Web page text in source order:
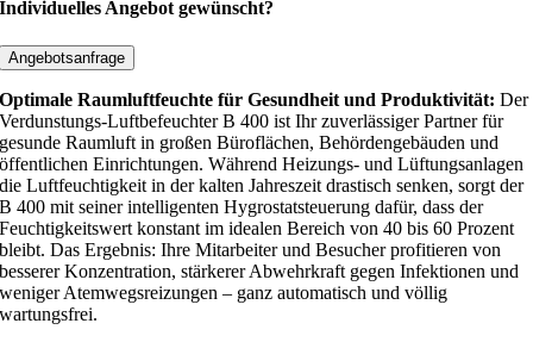
r
r
e
i
s
w
a
r
:
3
9
4
,
9
s
:
3
5
7
,
4
9
€
.
Individuelles Angebot gewünscht?
Angebotsanfrage
Optimale Raumluftfeuchte für Gesundheit und Produktivität: Der
Verdunstungs-Luftbefeuchter B 400 ist Ihr zuverlässiger Partner für
gesunde Raumluft in großen Büroflächen, Behördengebäuden und
öffentlichen Einrichtungen. Während Heizungs- und Lüftungsanlagen
die Luftfeuchtigkeit in der kalten Jahreszeit drastisch senken, sorgt der
B 400 mit seiner intelligenten Hygrostatsteuerung dafür, dass der
Feuchtigkeitswert konstant im idealen Bereich von 40 bis 60 Prozent
bleibt. Das Ergebnis: Ihre Mitarbeiter und Besucher profitieren von
besserer Konzentration, stärkerer Abwehrkraft gegen Infektionen und
weniger Atemwegsreizungen – ganz automatisch und völlig
wartungsfrei.